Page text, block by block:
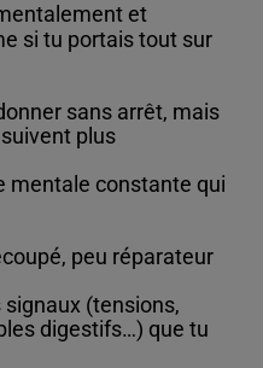
et
si tu portais tout sur
sans arrêt, mais
plus
mentale constante qui
peu réparateur
signaux (tensions,
digestifs…) que tu